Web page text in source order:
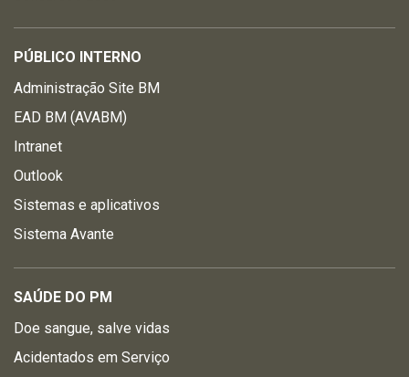
PÚBLICO INTERNO
Administração Site BM
EAD BM (AVABM)
Intranet
Outlook
Sistemas e aplicativos
Sistema Avante
SAÚDE DO PM
Doe sangue, salve vidas
Acidentados em Serviço